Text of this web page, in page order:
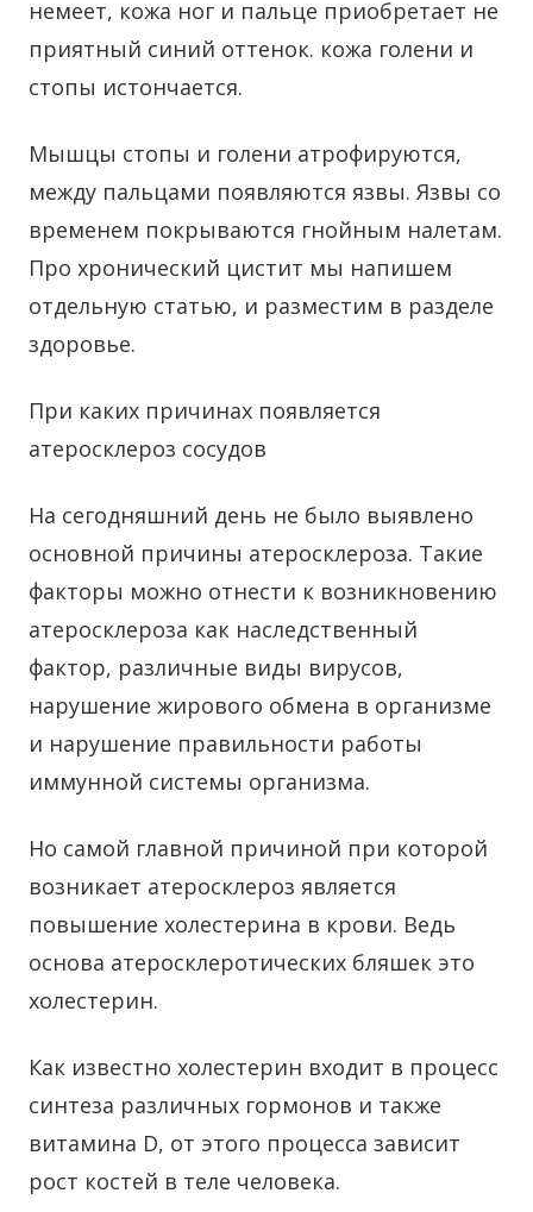
немеет, кожа ног и пальце приобретает не
приятный синий оттенок. кожа голени и
стопы истончается.
Мышцы стопы и голени атрофируются,
между пальцами появляются язвы. Язвы со
временем покрываются гнойным налетам.
Про хронический цистит мы напишем
отдельную статью, и разместим в разделе
здоровье.
При каких причинах появляется
атеросклероз сосудов
На сегодняшний день не было выявлено
основной причины атеросклероза. Такие
факторы можно отнести к возникновению
атеросклероза как наследственный
фактор, различные виды вирусов,
нарушение жирового обмена в организме
и нарушение правильности работы
иммунной системы организма.
Но самой главной причиной при которой
возникает атеросклероз является
повышение холестерина в крови. Ведь
основа атеросклеротических бляшек это
холестерин.
Как известно холестерин входит в процесс
синтеза различных гормонов и также
витамина D, от этого процесса зависит
рост костей в теле человека.